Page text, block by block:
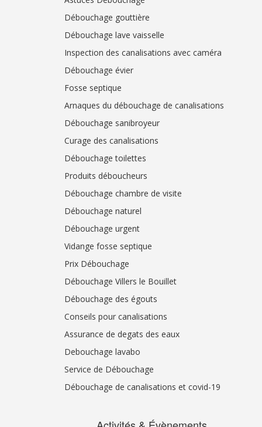
Débouchage gouttière
Débouchage lave vaisselle
Inspection des canalisations avec caméra
Débouchage évier
Fosse septique
Arnaques du débouchage de canalisations
Débouchage sanibroyeur
Curage des canalisations
Débouchage toilettes
Produits déboucheurs
Débouchage chambre de visite
Débouchage naturel
Débouchage urgent
Vidange fosse septique
Prix Débouchage
Débouchage Villers le Bouillet
Débouchage des égouts
Conseils pour canalisations
Assurance de degats des eaux
Debouchage lavabo
Service de Débouchage
Débouchage de canalisations et covid-19